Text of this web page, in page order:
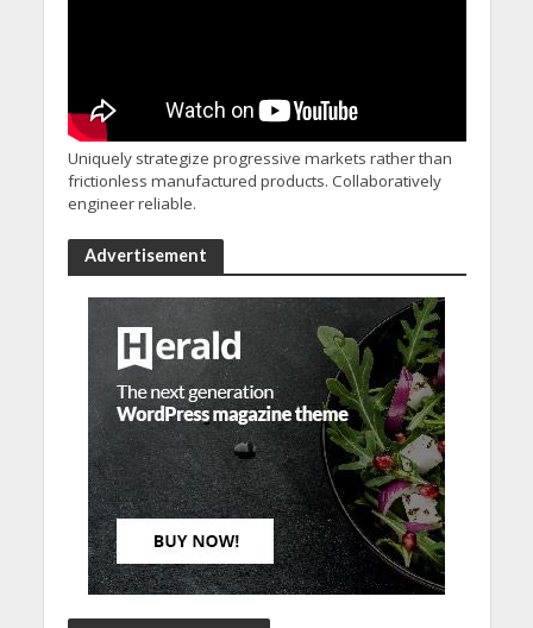
Uniquely strategize progressive markets rather than
frictionless manufactured products. Collaboratively
engineer reliable.
Advertisement